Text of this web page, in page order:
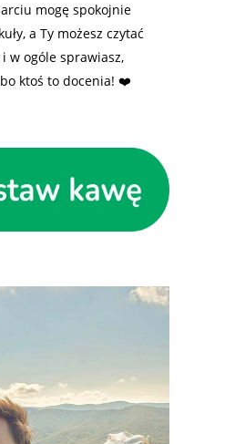
mogę spokojnie
a Ty możesz czytać
w ogóle sprawiasz,
ktoś to docenia! ❤️